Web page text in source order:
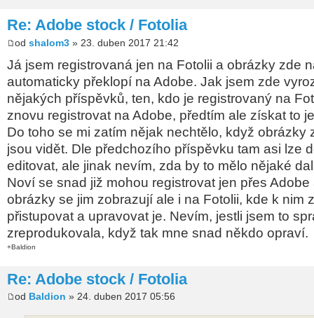
Re: Adobe stock / Fotolia
od shalom3 » 23. duben 2017 21:42
Já jsem registrovaná jen na Fotolii a obrázky zde
automaticky překlopí na Adobe. Jak jsem zde
nějakých příspěvků, ten, kdo je registrovaný na
znovu registrovat na Adobe, předtím ale získat to
Do toho se mi zatím nějak nechtělo, když obrázky
jsou vidět. Dle předchozího příspěvku tam asi lze
editovat, ale jinak nevím, zda by to mělo nějaké
Noví se snad již mohou registrovat jen přes Adobe
obrázky se jim zobrazují ale i na Fotolii, kde k nim
přistupovat a upravovat je. Nevím, jestli jsem to
zreprodukovala, když tak mne snad někdo opraví.
+Baldion
Re: Adobe stock / Fotolia
od Baldion » 24. duben 2017 05:56